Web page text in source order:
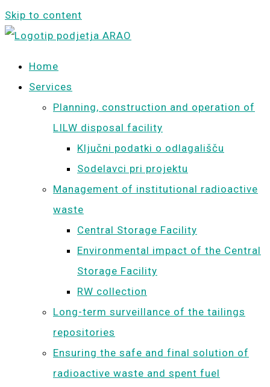
Skip to content
Home
Services
Planning, construction and operation of
LILW disposal facility
Ključni podatki o odlagališču
Sodelavci pri projektu
Management of institutional radioactive
waste
Central Storage Facility
Environmental impact of the Central
Storage Facility
RW collection
Long-term surveillance of the tailings
repositories
Ensuring the safe and final solution of
radioactive waste and spent fuel